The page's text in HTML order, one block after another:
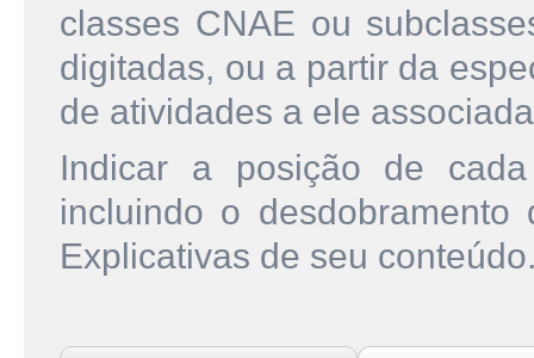
classes CNAE ou
digitadas, ou a partir da
de atividades a ele
Indicar a posição de
incluindo o
Explicativas de seu